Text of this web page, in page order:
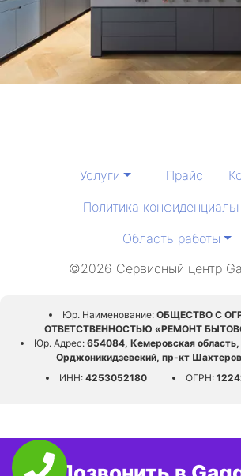
Услуги Прайс
Политика
Область работы
©2026 Сервисный центр
Юр. Наименование: ОБЩЕСТВО С
ОТВЕТСТВЕННОСТЬЮ «РЕМОНТ
Юр. Адрес: 654084, Кемеровская
Орджоникидзевский, пр-кт
ИНН: 4253052180 ОГРН: